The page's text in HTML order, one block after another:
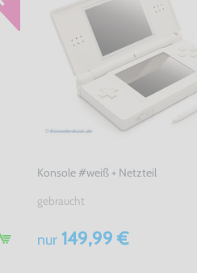
Konsole #weiß + Netzteil
gebraucht
nur 149,99 €